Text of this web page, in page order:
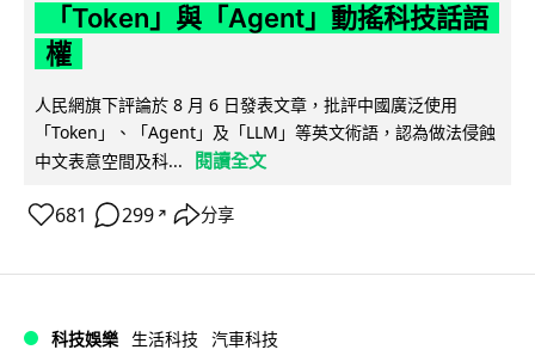
「Token」與「Agent」動搖科技話語
權
人民網旗下評論於 8 月 6 日發表文章，批評中國廣泛使用
「Token」、「Agent」及「LLM」等英文術語，認為做法侵蝕
中文表意空間及科...
閱讀全文
681 299 ↗ 分享
科技娛樂 生活科技 汽車科技